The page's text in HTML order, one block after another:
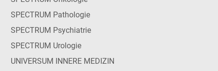
SPECTRUM Pathologie
SPECTRUM Psychiatrie
SPECTRUM Urologie
UNIVERSUM INNERE MEDIZIN